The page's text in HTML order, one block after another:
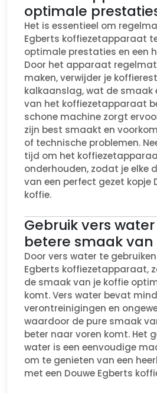
optimale
Het is essentieel om
Egberts koffiezetapparaat
optimale prestaties en een
Door het apparaat
maken, verwijder je
kalkaanslag, wat de smaak
van het koffiezetapparaat
schone machine zorgt
zijn best smaakt en
of technische problemen.
tijd om het
onderhouden, zodat je elke
van een perfect gezet kopje
koffie.
Gebruik vers
betere smaak van
Door vers water te
Egberts koffiezetapparaat,
de smaak van je koffie
komt. Vers water bevat
verontreinigingen en
waardoor de pure smaak
beter naar voren komt. Het
water is een eenvoudige
om te genieten van een
met een Douwe Egberts